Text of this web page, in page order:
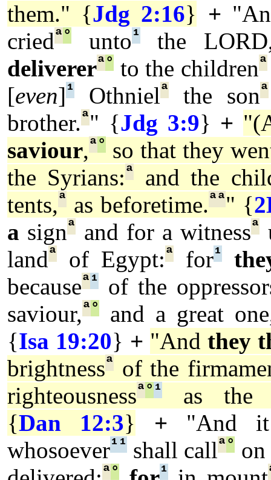
them." {Jdg 2:16} +
criedª° unto¹the
delivererª° to the childrenª
[even]¹ Othnielª the sonª
brother.ª" {Jdg 3:9} +
saviour,ª° so that they
the Syrians:ª
and the
tents,ª as beforetime.ªª" {
a signª and for a witnessª
landª of Egypt:ªfor¹
becauseª¹
of the
saviour,ª°
and a great
{Isa 19:20} + "Andthey
brightnessª
of the
righteousnessª° ¹
as the
{Dan 12:3} +
"And
whosoever¹ ¹ shall callª° on
ª° ¹